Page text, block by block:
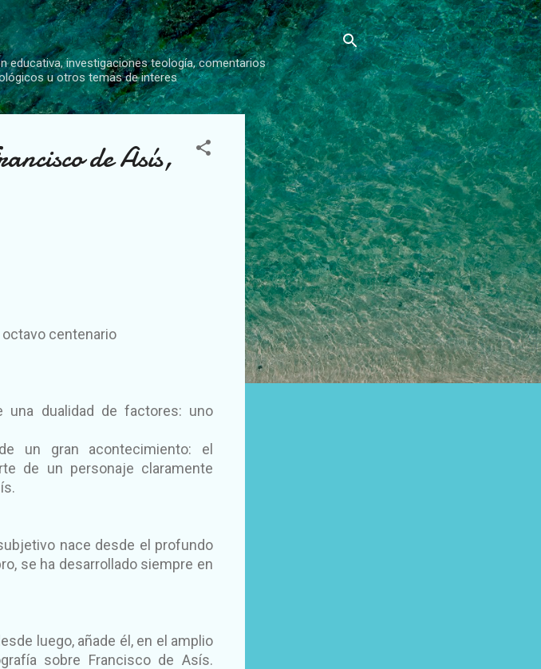
principal
educativa, investigaciones teología, comentarios
u otros temas de interes
de Asís,
octavo centenario
dualidad de factores: uno
un gran acontecimiento: el
de un personaje claramente
nace desde el profundo
se ha desarrollado siempre en
luego, añade él, en el amplio
sobre Francisco de Asís.